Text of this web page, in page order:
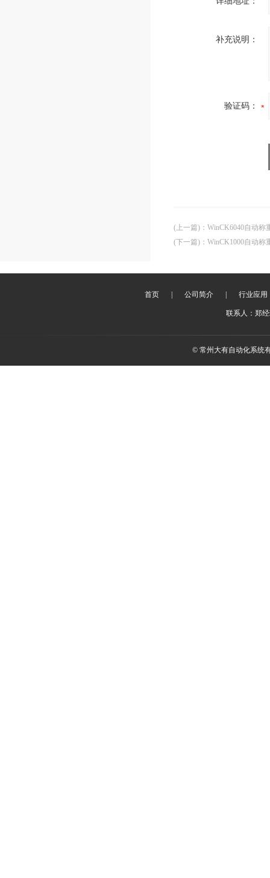
补充说明：
验证码：
(上一篇) ： WinCK6040自动称
(下一篇) ： WinCK1000自动称
首页 公司简介 行业应用
联系人：郑
© 常州大有自动化系统